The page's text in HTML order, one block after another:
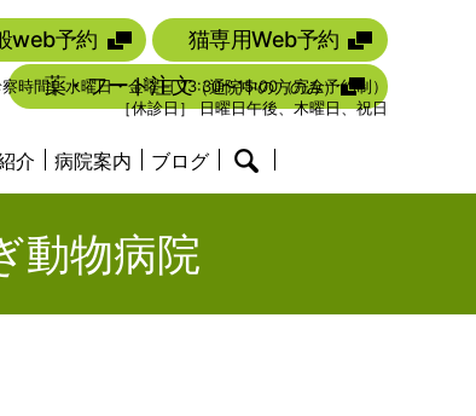
web予約
猫専用Web予約
薬・フード注文（通院中の方のみ）
間］水曜日・金曜日 13:30〜15:00（完全予約制）
［休診日］ 日曜日午後、木曜日、祝日
介 病院案内 ブログ
動物病院